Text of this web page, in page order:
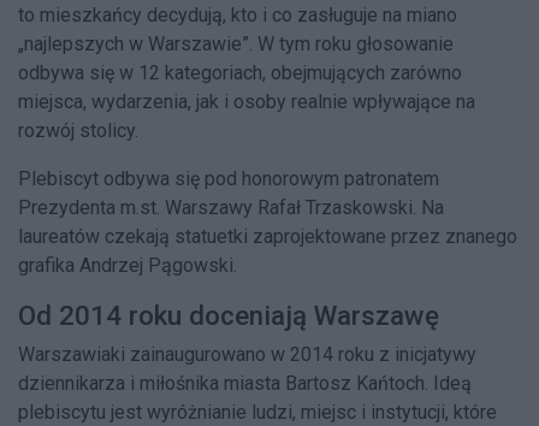
to mieszkańcy decydują, kto i co zasługuje na miano
„najlepszych w Warszawie”. W tym roku głosowanie
odbywa się w 12 kategoriach, obejmujących zarówno
miejsca, wydarzenia, jak i osoby realnie wpływające na
rozwój stolicy.
Plebiscyt odbywa się pod honorowym patronatem
Prezydenta m.st. Warszawy Rafał Trzaskowski. Na
laureatów czekają statuetki zaprojektowane przez znanego
grafika Andrzej Pągowski.
Od 2014 roku doceniają Warszawę
Warszawiaki zainaugurowano w 2014 roku z inicjatywy
dziennikarza i miłośnika miasta Bartosz Kańtoch. Ideą
plebiscytu jest wyróżnianie ludzi, miejsc i instytucji, które